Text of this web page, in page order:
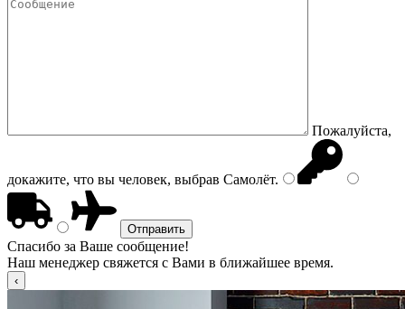
Пожалуйста,
докажите, что вы человек, выбрав Самолёт.
Спасибо за Ваше сообщение!
Наш менеджер свяжется с Вами в ближайшее время.